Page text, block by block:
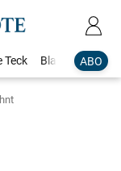
ABO
Teck Blaulicht